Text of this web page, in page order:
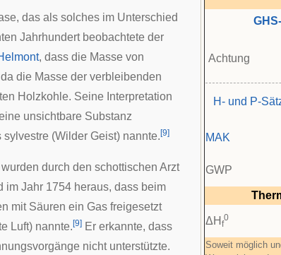
Achtung
H- und P-
MAK
GWP
ΔH f
0
Soweit möglich
das als solches im Unterschied
Jahrhundert beobachtete der
, dass die Masse von
die Masse der verbleibenden
Holzkohle. Seine Interpretation
unsichtbare Substanz
(Wilder Geist) nannte. [9]
durch den schottischen Arzt
im Jahr 1754 heraus, dass beim
mit Säuren ein Gas freigesetzt
Luft) nannte. [9] Er erkannte, dass
nicht unterstützte.